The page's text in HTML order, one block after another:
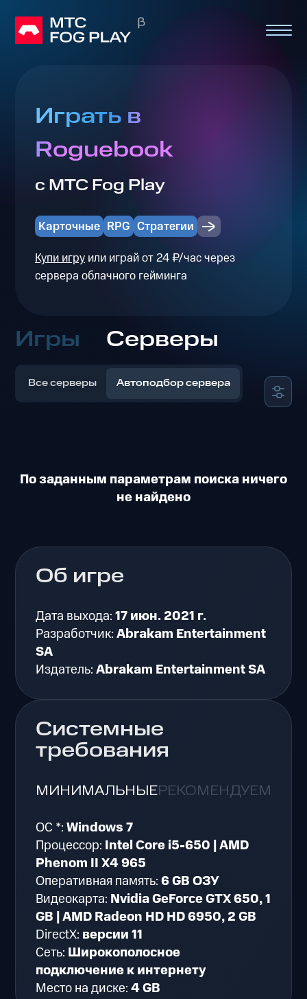
Играть в
Roguebook
с МТС Fog Play
Карточные RPG Стратегии
Купи игруили играй от 24 ₽/час через
сервера облачного гейминга
Игры Серверы
Все серверы Автоподбор сервера
По заданным параметрам поиска ничего
не найдено
Об игре
Дата выхода:17 июн. 2021 г.
Разработчик:Abrakam Entertainment
SA
Издатель:Abrakam Entertainment SA
Системные
требования
МИНИМАЛЬНЫЕРЕКОМЕНДУЕМЫЕ
ОС *:Windows 7
Процессор: Intel Core i5-650 | AMD
Phenom II X4 965
Оперативная память:6 GB ОЗУ
Видеокарта: Nvidia GeForce GTX 650, 1
GB | AMD Radeon HD HD 6950, 2 GB
DirectX: версии 11
Сеть: Широкополосное
подключение к интернету
Место на диске:4 GB